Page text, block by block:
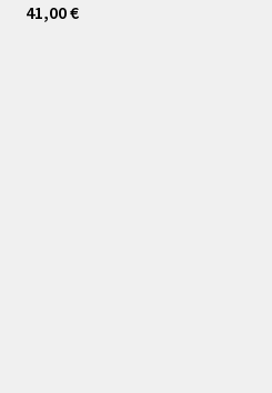
Bewertet mit
41,00€